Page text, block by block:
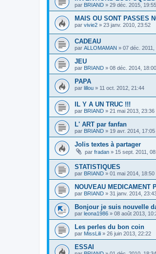
par BRIAND » 29 déc. 2015, 19:55
MAIS OU SONT PASSES
par vivie2 » 23 janv. 2010, 23:52
CADEAU
par ALLOMAMAN » 07 déc. 2011,
JEU
par BRIAND » 08 déc. 2014, 18:00
PAPA
par lillou » 11 oct. 2012, 21:44
IL Y A UN TRUC !!!
par BRIAND » 21 mai 2013, 23:36
L' ART par fanfan
par BRIAND » 19 avr. 2014, 17:05
Jolis textes à partager
par fradan » 15 sept. 2011,
STATISTIQUES
par BRIAND » 01 mai 2014, 18:50
NOUVEAU MEDICAMENT
par BRIAND » 31 janv. 2014,
Bonjour je suis nouvelle
par leona1986 » 08 août 2013,
Les perles du bon coin
par MissLili » 26 juin 2013, 22:22
ESSAI